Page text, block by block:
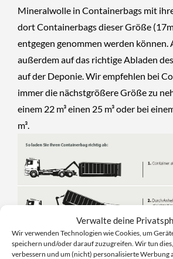
Verwalte deine
Wir verwenden Technologien wie Cookies, um
speichern und/oder darauf zuzugreifen. Wir tun
verbessern und um (nicht) personalisierte Werbung
Mineralwolle in Containerbags mit
dort Containerbags dieser Größe
entgegen genommen werden können.
außerdem auf das richtige Abladen
auf der Deponie. Wir empfehlen bei
immer die nächstgrößere Größe zu
einem 22 m³ einen 25 m³ oder bei
m³.